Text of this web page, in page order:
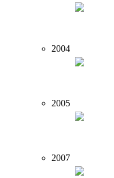
2004
2005
2007